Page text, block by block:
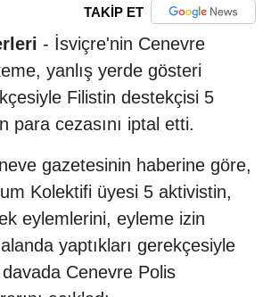
TAKİP ET
- İsviçre'nin Cenevre
yanlış yerde gösteri
Filistin destekçisi 5
para cezasını iptal etti.
gazetesinin haberine göre,
Kolektifi üyesi 5 aktivistin,
eylemlerini, eyleme izin
yaptıkları gerekçesiyle
davada Cenevre Polis